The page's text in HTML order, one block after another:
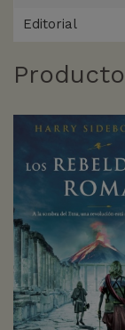
Editorial